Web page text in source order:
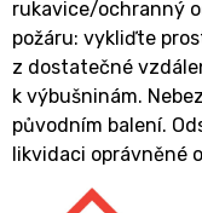
rukavice/ochranný
požáru: vykliďte
z dostatečné
k výbušninám.
původním balení.
likvidaci oprávněné